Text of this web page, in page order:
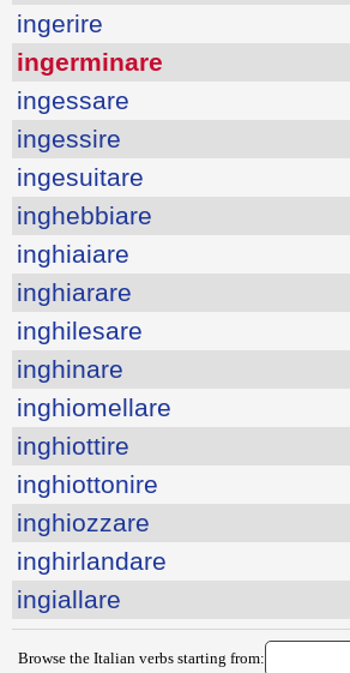
ingerire
ingerminare
ingessare
ingessire
ingesuitare
inghebbiare
inghiaiare
inghiarare
inghilesare
inghinare
inghiomellare
inghiottire
inghiottonire
inghiozzare
inghirlandare
ingiallare
Browse the Italian verbs starting from: